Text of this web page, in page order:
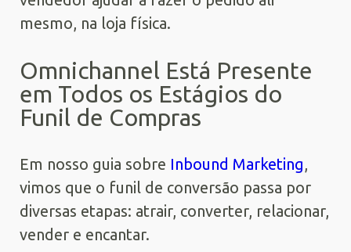
mesmo, na loja física.
Omnichannel Está Presente
em Todos os Estágios do
Funil de Compras
Em nosso guia sobre Inbound Marketing,
vimos que o funil de conversão passa por
diversas etapas: atrair, converter, relacionar,
vender e encantar.